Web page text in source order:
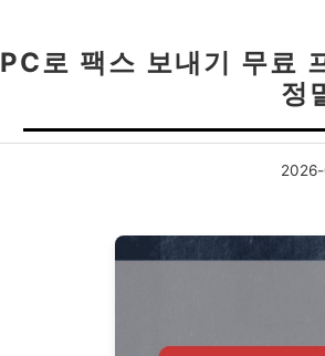
PC로 팩스 보내기 무료
정